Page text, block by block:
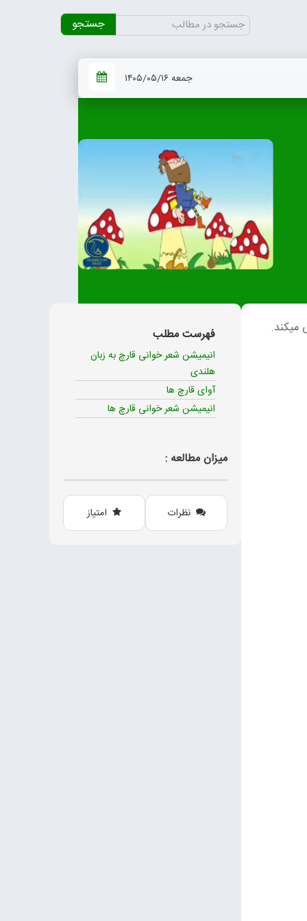
جستجو
برای:
جمعه ۱۴۰۵/۰۵/۱۶
میکند. فهرست مطلب
انیمیشن شعر خوانی قارچ به زبان
هلندی
آوای قارچ ها
انیمیشن شعر خوانی قارچ ها
میزان مطالعه :
نظرات امتیاز